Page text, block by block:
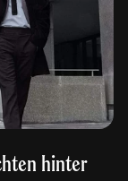
hinter